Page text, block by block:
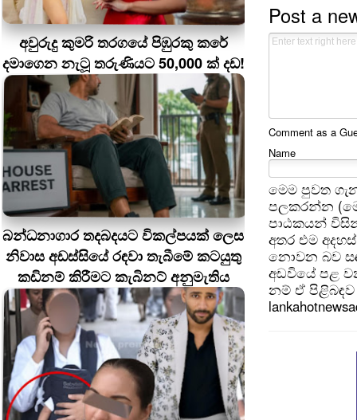
අවුරුදු කුමරි තරගයේ පිඹුරකු කරේ
දමාගෙන නැටූ තරුණියට 50,000 ක් දඩ!
බන්ධනාගාර තදබදයට විකල්පයක් ලෙස
නිවාස අඩස්සියේ රඳවා තැබීමේ කටයුතු
කඩිනම් කිරීමට කැබිනට් අනුමැතිය
Post a
Comment as a
Name
මෙම පුවත
පලකරන්න
පාඨකයන්
අතර එම
නොවන බව
අඩවියේ පළ
නම් ඒ පිළිබඳව